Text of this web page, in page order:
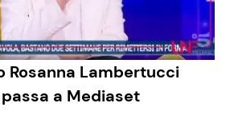
Rosanna Lambertucci
a Mediaset